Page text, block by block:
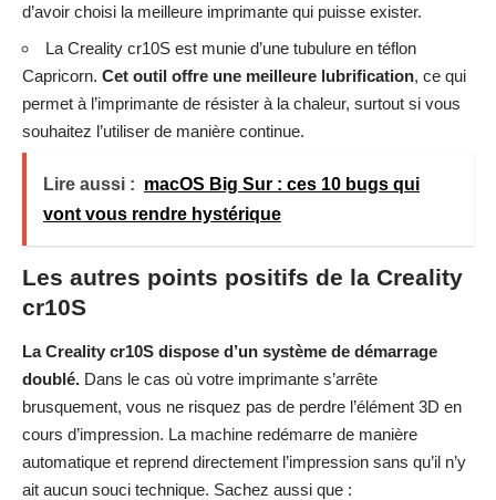
d’avoir choisi la meilleure imprimante qui puisse exister.
La Creality cr10S est munie d’une tubulure en téflon
Capricorn. Cet outil offre une meilleure lubrification, ce qui
permet à l’imprimante de résister à la chaleur, surtout si vous
souhaitez l’utiliser de manière continue.
Lire aussi : macOS Big Sur : ces 10 bugs qui
vont vous rendre hystérique
Les autres points positifs de la Creality
cr10S
La Creality cr10S dispose d’un système de démarrage
doublé. Dans le cas où votre imprimante s’arrête
brusquement, vous ne risquez pas de perdre l’élément 3D en
cours d’impression. La machine redémarre de manière
automatique et reprend directement l’impression sans qu’il n’y
ait aucun souci technique. Sachez aussi que :